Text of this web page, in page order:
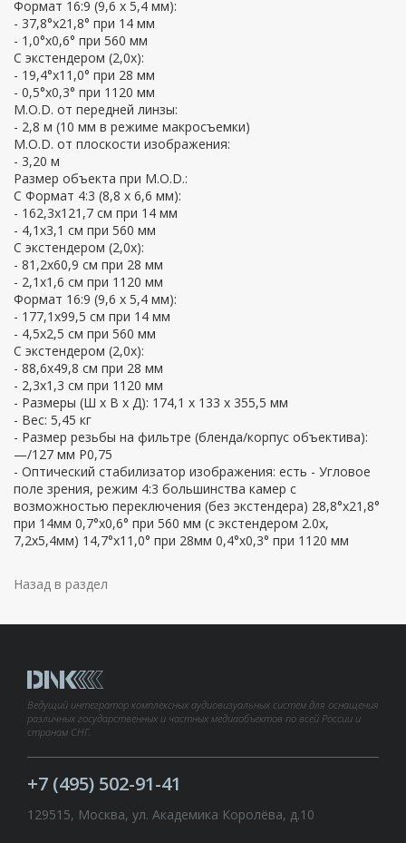
Формат 16:9 (9,6 х 5,4 мм):
- 37,8°x21,8° при 14 мм
- 1,0°x0,6° при 560 мм
С экстендером (2,0х):
- 19,4°x11,0° при 28 мм
- 0,5°x0,3° при 1120 мм
M.O.D. от передней линзы:
- 2,8 м (10 мм в режиме макросъемки)
M.O.D. от плоскости изображения:
- 3,20 м
Размер объекта при M.O.D.:
С Формат 4:3 (8,8 х 6,6 мм):
- 162,3x121,7 см при 14 мм
- 4,1x3,1 см при 560 мм
С экстендером (2,0х):
- 81,2x60,9 см при 28 мм
- 2,1x1,6 см при 1120 мм
Формат 16:9 (9,6 х 5,4 мм):
- 177,1x99,5 см при 14 мм
- 4,5x2,5 см при 560 мм
С экстендером (2,0х):
- 88,6x49,8 см при 28 мм
- 2,3x1,3 см при 1120 мм
- Размеры (Ш х В х Д): 174,1 x 133 x 355,5 мм
- Вес: 5,45 кг
- Размер резьбы на фильтре (бленда/корпус объектива):
—/127 мм P0,75
- Оптический стабилизатор изображения: есть - Угловое
поле зрения, режим 4:3 большинства камер с
возможностью переключения (без экстендера) 28,8°х21,8°
при 14мм 0,7°х0,6° при 560 мм (с экстендером 2.0х,
7,2х5,4мм) 14,7°х11,0° при 28мм 0,4°х0,3° при 1120 мм
Назад в раздел
Ведущий интегратор комплексных аудиовизуальных систем для оснащения
различных государственных и частных медиаобъектов по всей России и
странам СНГ.
+7 (495) 502-91-41
129515, Москва, ул. Академика Королёва, д.10